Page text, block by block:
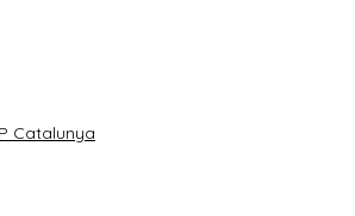
Catalunya